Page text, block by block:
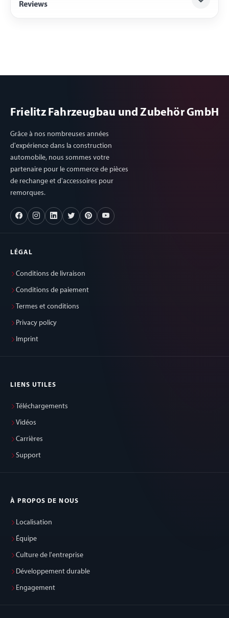
Reviews
Frielitz Fahrzeugbau und Zubehör GmbH
Grâce à nos nombreuses années
d'expérience dans la construction
automobile, nous sommes votre
partenaire pour le commerce de pièces
de rechange et d'accessoires pour
remorques.
LÉGAL
Conditions de livraison
Conditions de paiement
Termes et conditions
Privacy policy
Imprint
LIENS UTILES
Téléchargements
Vidéos
Carrières
Support
À PROPOS DE NOUS
Localisation
Équipe
Culture de l'entreprise
Développement durable
Engagement